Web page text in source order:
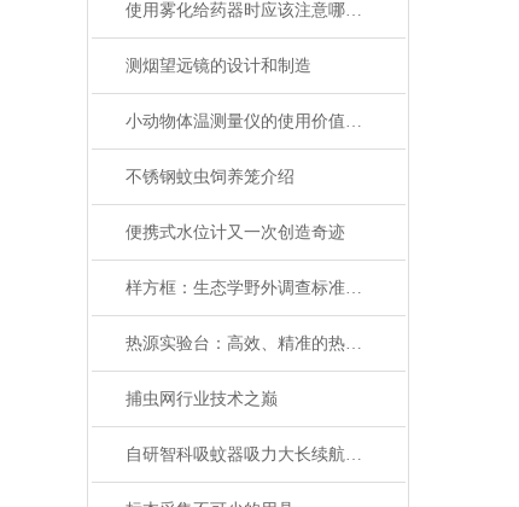
使用雾化给药器时应该注意哪些安全问题
测烟望远镜的设计和制造
小动物体温测量仪的使用价值有哪些？
不锈钢蚊虫饲养笼介绍
便携式水位计又一次创造奇迹
样方框：生态学野外调查标准化取样基础工具
热源实验台：高效、精准的热能研究平台
捕虫网行业技术之巅
自研智科吸蚊器吸力大长续航绿光照明诱蚊